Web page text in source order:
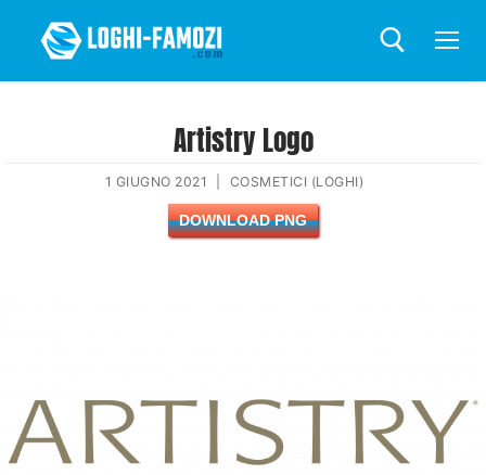
Artistry Logo
1 GIUGNO 2021 COSMETICI (LOGHI)
DOWNLOAD PNG